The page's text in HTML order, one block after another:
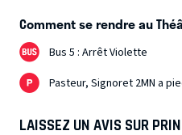
Comment se rendre au
Bus 5 : Arrêt Violette
Pasteur, Signoret 2MN a
LAISSEZ UN AVIS SUR